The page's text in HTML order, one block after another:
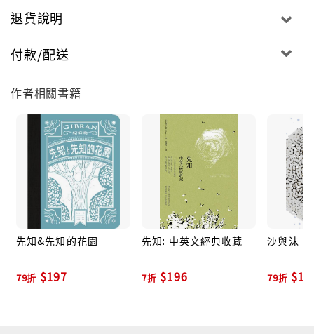
退貨說明
付款/配送
作者相關書籍
先知&先知的花園
79折 $197
先知: 中英文經典收藏
7折 $196
沙與沫
79折